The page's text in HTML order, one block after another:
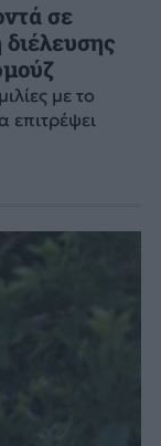
σε
με το
επιτρέψει